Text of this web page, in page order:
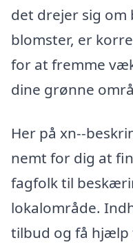
det drejer sig
blomster, er
for at fremme
dine grønne
Her på xn--
nemt for dig at
fagfolk til
lokalområde.
tilbud og få hjælp